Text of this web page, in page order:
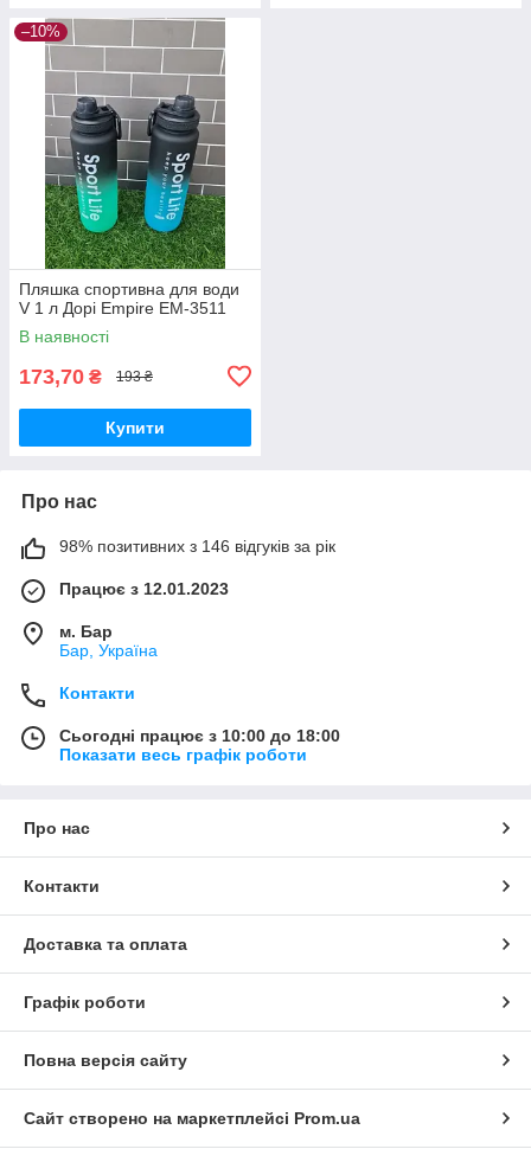
–10%
Пляшка спортивна для води
V 1 л Дорі Empire EM-3511
В наявності
173,70 ₴ 193 ₴
Купити
Про нас
98% позитивних з 146 відгуків за рік
Працює з 12.01.2023
м. Бар
Бар, Україна
Контакти
Сьогодні працює з 10:00 до 18:00
Показати весь графік роботи
Про нас
Контакти
Доставка та оплата
Графік роботи
Повна версія сайту
Сайт створено на маркетплейсі Prom.ua